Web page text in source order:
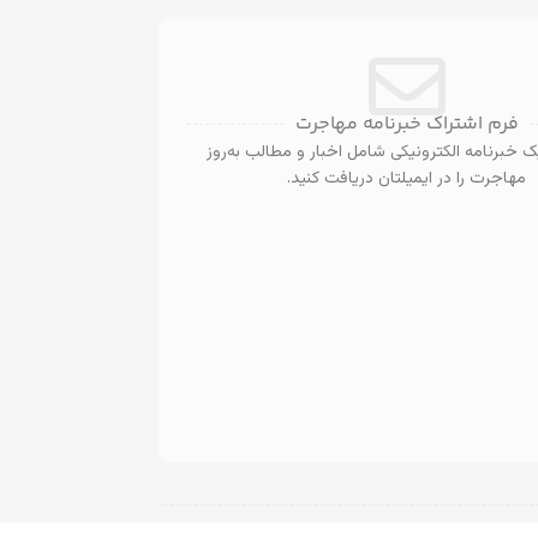
فرم اشتراک خبرنامه مهاجرت
خبرنامه الکترونیکی شامل اخبار و مطالب به‌روز
مهاجرت را در ایمیلتان دریافت کنید.